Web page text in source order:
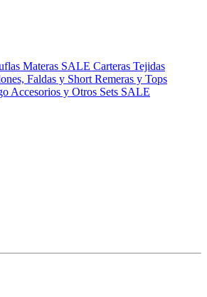
Materas SALE Carteras Tejidas
Faldas y Short Remeras y Tops
Accesorios y Otros Sets SALE